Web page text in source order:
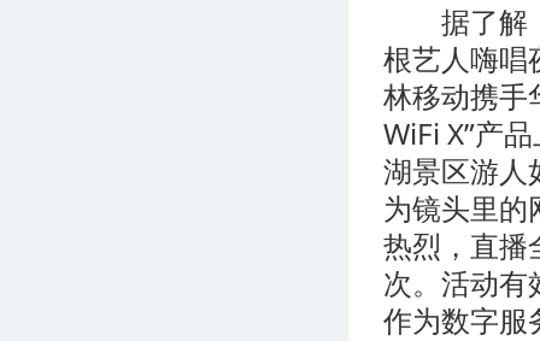
据了解，
根艺人嗨唱
林移动携手
WiFi X”产
湖景区游人
为镜头里
热烈，直播
次。活动有
作为数字服